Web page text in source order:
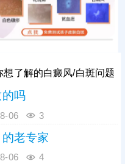
想了解的白癜风/白斑问题
吗
06 3
老专家
06 4